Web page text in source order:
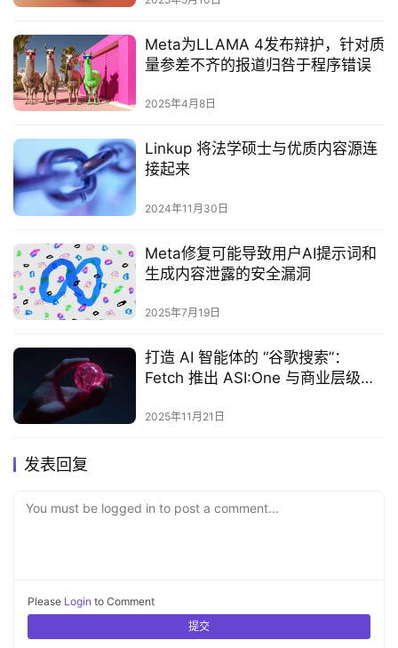
Meta为LLAMA 4发布辩护，针对质
量参差不齐的报道归咎于程序错误
2025年4月8日
Linkup 将法学硕士与优质内容源连
接起来
2024年11月30日
Meta修复可能导致用户AI提示词和
生成内容泄露的安全漏洞‌
2025年7月19日
打造 AI 智能体的 “谷歌搜索”：
Fetch 推出 ASI:One 与商业层级，
2025年11月21日
发表回复
You must be logged in to post a comment...
Please Login to Comment
提交